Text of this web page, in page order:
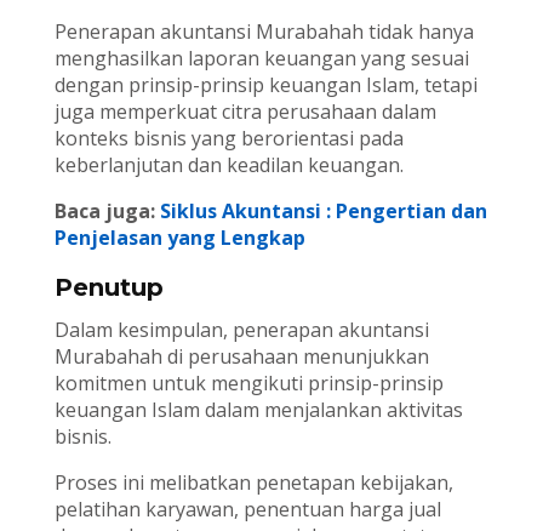
Penerapan akuntansi Murabahah tidak hanya
menghasilkan laporan keuangan yang sesuai
dengan prinsip-prinsip keuangan Islam, tetapi
juga memperkuat citra perusahaan dalam
konteks bisnis yang berorientasi pada
keberlanjutan dan keadilan keuangan.
Baca juga: Siklus Akuntansi : Pengertian dan
Penjelasan yang Lengkap
Penutup
Dalam kesimpulan, penerapan akuntansi
Murabahah di perusahaan menunjukkan
komitmen untuk mengikuti prinsip-prinsip
keuangan Islam dalam menjalankan aktivitas
bisnis.
Proses ini melibatkan penetapan kebijakan,
pelatihan karyawan, penentuan harga jual